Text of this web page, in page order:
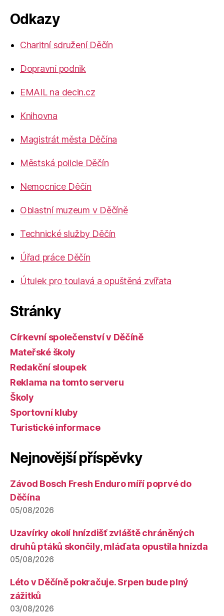
Odkazy
Charitní sdružení Děčín
Dopravní podnik
EMAIL na decin.cz
Knihovna
Magistrát města Děčína
Městská policie Děčín
Nemocnice Děčín
Oblastní muzeum v Děčíně
Technické služby Děčín
Úřad práce Děčín
Útulek pro toulavá a opuštěná zvířata
Stránky
Církevní společenství v Děčíně
Mateřské školy
Redakční sloupek
Reklama na tomto serveru
Školy
Sportovní kluby
Turistické informace
Nejnovější příspěvky
Závod Bosch Fresh Enduro míří poprvé do
Děčína
05/08/2026
Uzavírky okolí hnízdišť zvláště chráněných
druhů ptáků skončily, mláďata opustila hnízda
05/08/2026
Léto v Děčíně pokračuje. Srpen bude plný
zážitků
03/08/2026